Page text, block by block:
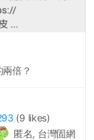
倍？
(9 likes)
匿名, 台灣固網